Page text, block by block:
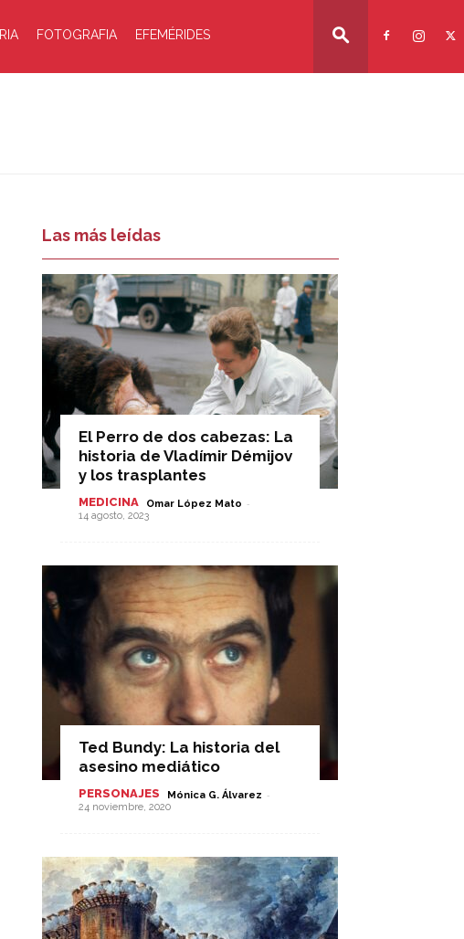
FOTOGRAFIA EFEMÉRIDES
Las más leídas
El Perro de dos cabezas: La
historia de Vladímir Démijov
y los trasplantes
MEDICINA Omar López Mato -
14 agosto, 2023
Ted Bundy: La historia del
asesino mediático
PERSONAJES Mónica G. Álvarez -
24 noviembre, 2020